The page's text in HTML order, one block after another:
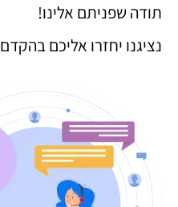
תודה שפניתם אלינו!
נציגנו יחזרו אליכם בהקדם